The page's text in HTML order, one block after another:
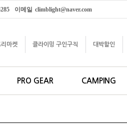
이메일 climblight@naver.com
마켓 클라이밍 구인구직 대박할인
PRO GEAR CAMPING